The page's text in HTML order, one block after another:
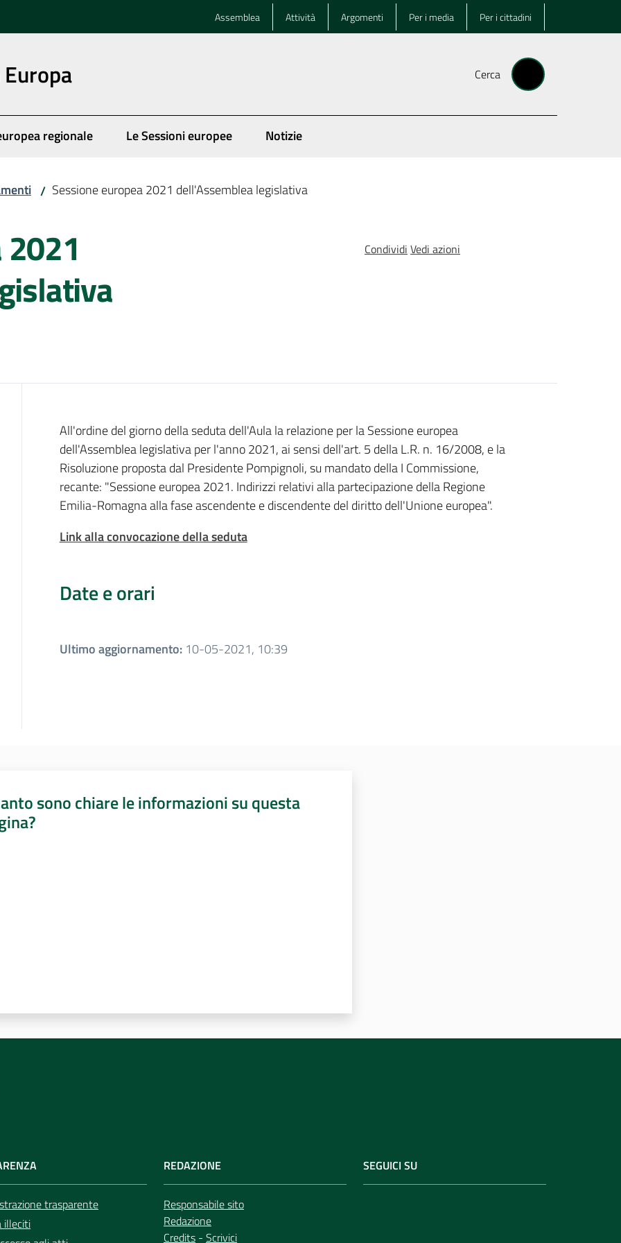
Assemblea Attività Argomenti Per i media Per i cittadini
Cerca
regionale Le Sessioni europee Notizie
/ Sessione europea 2021 dell'Assemblea legislativa
Condividi Vedi azioni
Cos'è
All'ordine del giorno della seduta dell'Aula la relazione per la Sessione europea
dell'Assemblea legislativa per l'anno 2021, ai sensi dell'art. 5 della L.R. n. 16/2008, e la
Risoluzione proposta dal Presidente Pompignoli, su mandato della I Commissione,
recante: "Sessione europea 2021. Indirizzi relativi alla partecipazione della Regione
Emilia-Romagna alla fase ascendente e discendente del diritto dell'Unione europea".
Link alla convocazione della seduta
Date e orari
Ultimo aggiornamento: 10-05-2021, 10:39
sono chiare le informazioni su questa
trasparente
illeciti
REDAZIONE
Responsabile sito
Redazione
Credits - Scrivici
SEGUICI SU